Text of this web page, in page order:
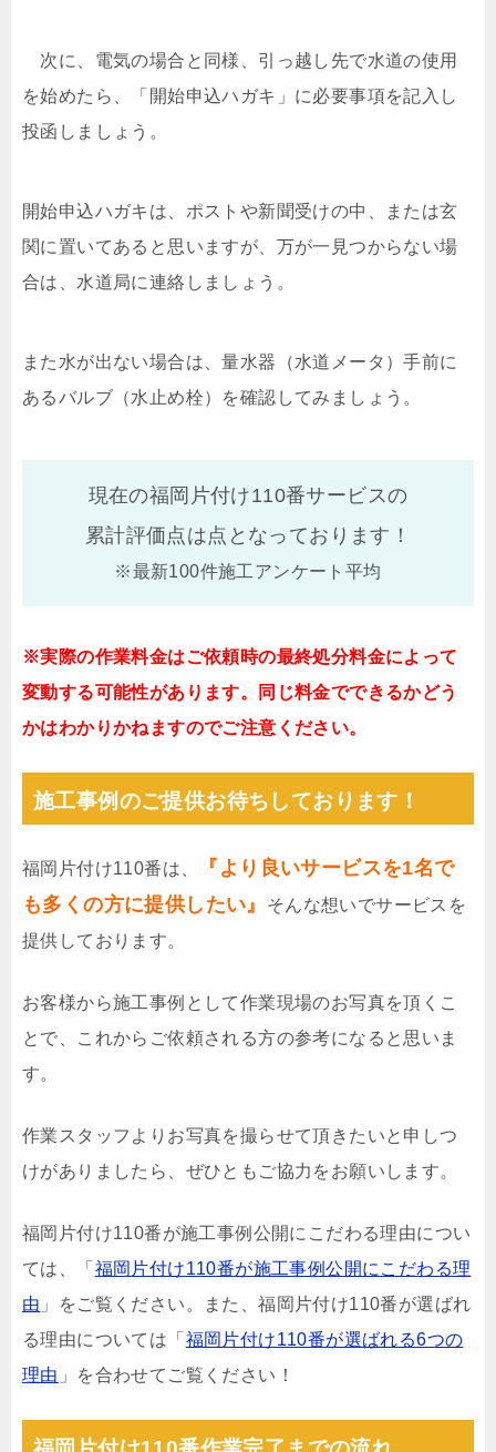
次に、電気の場合と同様、引っ越し先で水道の使用
を始めたら、「開始申込ハガキ」に必要事項を記入し
投函しましょう。
開始申込ハガキは、ポストや新聞受けの中、または玄
関に置いてあると思いますが、万が一見つからない場
合は、水道局に連絡しましょう。
また水が出ない場合は、量水器（水道メータ）手前に
あるバルブ（水止め栓）を確認してみましょう。
現在の福岡片付け110番サービスの
累計評価点は点となっております！
※最新100件施工アンケート平均
※実際の作業料金はご依頼時の最終処分料金によって
変動する可能性があります。同じ料金でできるかどう
かはわかりかねますのでご注意ください。
施工事例のご提供お待ちしております！
福岡片付け110番は、
『より良いサービスを1名で
も多くの方に提供したい』
そんな想いでサービスを
提供しております。
お客様から施工事例として作業現場のお写真を頂くこ
とで、これからご依頼される方の参考になると思いま
す。
作業スタッフよりお写真を撮らせて頂きたいと申しつ
けがありましたら、ぜひともご協力をお願いします。
福岡片付け110番が施工事例公開にこだわる理由につい
ては、「 福岡片付け110番が施工事例公開にこだわる理
由 」をご覧ください。また、福岡片付け110番が選ばれ
る理由については「 福岡片付け110番が選ばれる6つの
理由 」を合わせてご覧ください！